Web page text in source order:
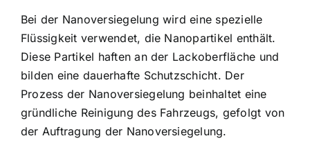
Bei der Nanoversiegelung wird eine spezielle
Flüssigkeit verwendet, die Nanopartikel enthält.
Diese Partikel haften an der Lackoberfläche und
bilden eine dauerhafte Schutzschicht. Der
Prozess der Nanoversiegelung beinhaltet eine
gründliche Reinigung des Fahrzeugs, gefolgt von
der Auftragung der Nanoversiegelung.